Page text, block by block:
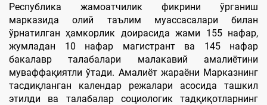
Республика жамоатчилик фикрини ўрганиш
марказида олий таълим муассасалари билан
ўрнатилган ҳамкорлик доирасида жами 155 нафар,
жумладан 10 нафар магистрант ва 145 нафар
бакалавр талабалари малакавий амалиётини
муваффақиятли ўтади. Амалиёт жараёни Марказнинг
тасдиқланган календар режалари асосида ташкил
этилди ва талабалар социологик тадқиқотларнинг